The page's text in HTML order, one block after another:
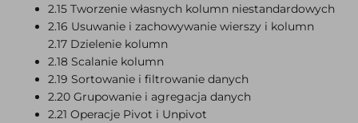
2.15 Tworzenie własnych kolumn niestandardowych
2.16 Usuwanie i zachowywanie wierszy i kolumn
2.17 Dzielenie kolumn
2.18 Scalanie kolumn
2.19 Sortowanie i filtrowanie danych
2.20 Grupowanie i agregacja danych
2.21 Operacje Pivot i Unpivot